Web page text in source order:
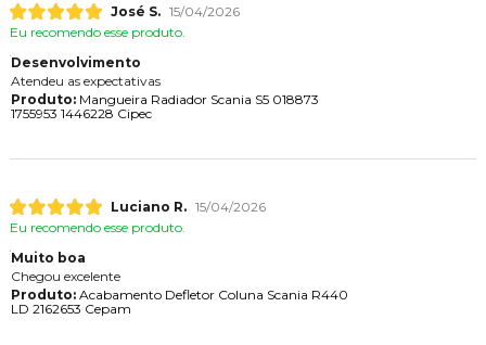
José S. 15/04/2026
Eu recomendo esse produto.
Desenvolvimento
Atendeu as expectativas
Produto:Mangueira Radiador Scania S5 018873
1755953 1446228 Cipec
Luciano R. 15/04/2026
Eu recomendo esse produto.
Muito boa
Chegou excelente
Produto:Acabamento Defletor Coluna Scania R440
LD 2162653 Cepam